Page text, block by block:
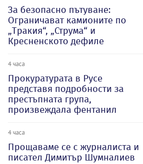
За безопасно пътуване:
Ограничават камионите по
„Тракия“, „Струма“ и
Кресненското дефиле
4 часа
Прокуратурата в Русе
представя подробности за
престъпната група,
произвеждала фентанил
4 часа
Прощаваме се с журналиста и
писател Димитър Шумналиев